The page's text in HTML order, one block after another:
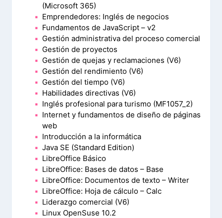
(Microsoft 365)
Emprendedores: Inglés de negocios
Fundamentos de JavaScript – v2
Gestión administrativa del proceso comercial
Gestión de proyectos
Gestión de quejas y reclamaciones (V6)
Gestión del rendimiento (V6)
Gestión del tiempo (V6)
Habilidades directivas (V6)
Inglés profesional para turismo (MF1057_2)
Internet y fundamentos de diseño de páginas
web
Introducción a la informática
Java SE (Standard Edition)
LibreOffice Básico
LibreOffice: Bases de datos – Base
LibreOffice: Documentos de texto – Writer
LibreOffice: Hoja de cálculo – Calc
Liderazgo comercial (V6)
Linux OpenSuse 10.2